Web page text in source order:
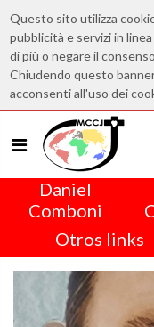
Questo sito utilizza
pubblicità e servizi in
di più o negare il
Chiudendo questo
acconsenti all'uso dei
Daniel
Comboni
Otros links